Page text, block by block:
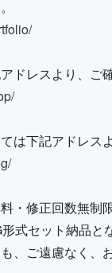
ドレスより、ご
は下記アドレス
・修正回数無制限
式セット納品と
、ご遠慮なく、